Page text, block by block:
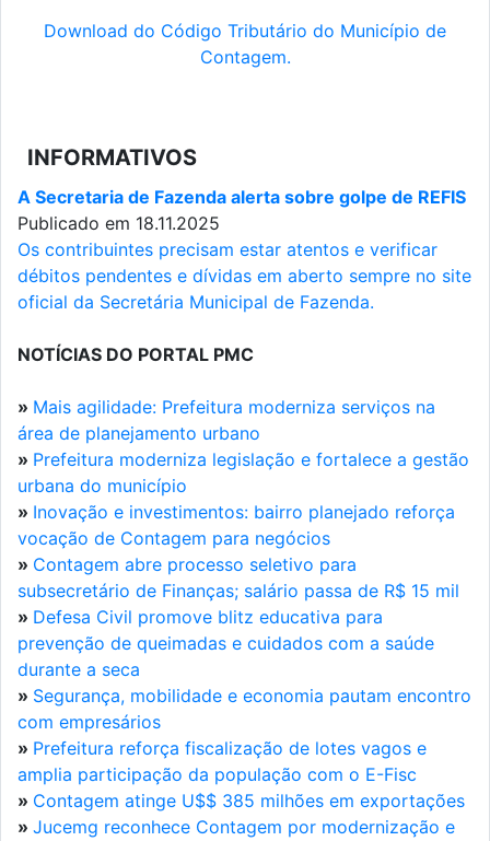
Download do Código Tributário do Município de
Contagem.
INFORMATIVOS
A Secretaria de Fazenda alerta sobre golpe de REFIS
Publicado em 18.11.2025
Os contribuintes precisam estar atentos e verificar
débitos pendentes e dívidas em aberto sempre no site
oficial da Secretária Municipal de Fazenda.
NOTÍCIAS DO PORTAL PMC
» Mais agilidade: Prefeitura moderniza serviços na
área de planejamento urbano
» Prefeitura moderniza legislação e fortalece a gestão
urbana do município
» Inovação e investimentos: bairro planejado reforça
vocação de Contagem para negócios
» Contagem abre processo seletivo para
subsecretário de Finanças; salário passa de R$ 15 mil
» Defesa Civil promove blitz educativa para
prevenção de queimadas e cuidados com a saúde
durante a seca
» Segurança, mobilidade e economia pautam encontro
com empresários
» Prefeitura reforça fiscalização de lotes vagos e
amplia participação da população com o E-Fisc
» Contagem atinge U$$ 385 milhões em exportações
» Jucemg reconhece Contagem por modernização e